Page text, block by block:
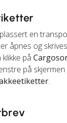
en
åpnes og
klikke på
på
.